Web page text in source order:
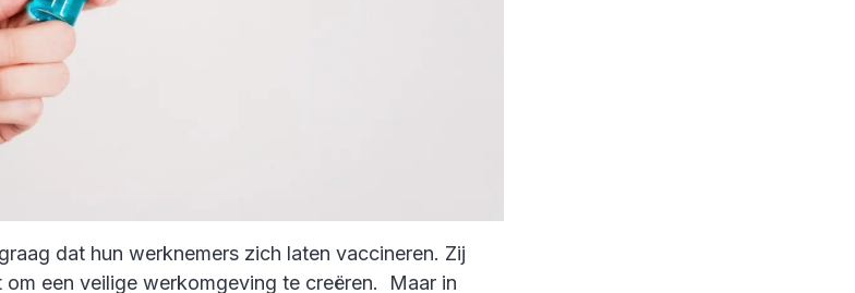
dat hun werknemers zich laten vaccineren. Zij
een veilige werkomgeving te creëren. Maar in